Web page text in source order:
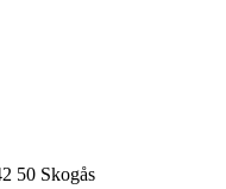
50 Skogås